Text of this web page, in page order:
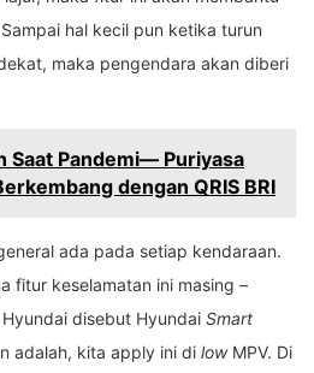
hal kecil pun ketika turun
maka pengendara akan diberi
Saat Pandemi— Puriyasa
dengan QRIS BRI
ada pada setiap kendaraan.
fitur keselamatan ini masing –
disebut Hyundai Smart
adalah, kita apply ini di lowMPV. Di